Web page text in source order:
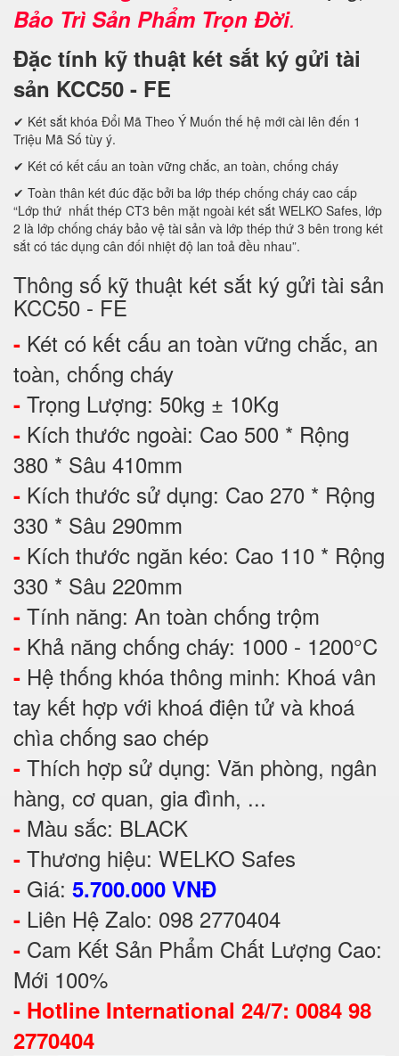
Bảo Trì Sản Phẩm Trọn Đời.
Đặc tính kỹ thuật két sắt ký gửi tài
sản KCC50 - FE
✔ Két sắt khóa Đổi Mã Theo Ý Muốn thế hệ mới cài lên đến 1
Triệu Mã Số tùy ý.
✔ Két có kết cấu an toàn vững chắc, an toàn, chống cháy
✔ Toàn thân két đúc đặc bởi ba lớp thép chống cháy cao cấp
“Lớp thứ nhất thép CT3 bên mặt ngoài két sắt WELKO Safes, lớp
2 là lớp chống cháy bảo vệ tài sản và lớp thép thứ 3 bên trong két
sắt có tác dụng cân đối nhiệt độ lan toả đều nhau”.
Thông số kỹ thuật két sắt ký gửi tài sản
KCC50 - FE
- Két có kết cấu an toàn vững chắc, an
toàn, chống cháy
- Trọng Lượng: 50kg ± 10Kg
- Kích thước ngoài: Cao 500 * Rộng
380 * Sâu 410mm
- Kích thước sử dụng: Cao 270 * Rộng
330 * Sâu 290mm
- Kích thước ngăn kéo: Cao 110 * Rộng
330 * Sâu 220mm
- Tính năng: An toàn chống trộm
- Khả năng chống cháy: 1000 - 1200°C
- Hệ thống khóa thông minh: Khoá vân
tay kết hợp với khoá điện tử và khoá
chìa chống sao chép
- Thích hợp sử dụng: Văn phòng, ngân
hàng, cơ quan, gia đình, ...
- Màu sắc: BLACK
- Thương hiệu: WELKO Safes
- Giá: 5.700.000 VNĐ
- Liên Hệ Zalo: 098 2770404
- Cam Kết Sản Phẩm Chất Lượng Cao:
Mới 100%
- Hotline International 24/7: 0084 98
2770404